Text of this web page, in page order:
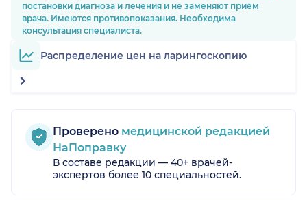
постановки диагноза и лечения и не заменяют приём
врача. Имеются противопоказания. Необходима
консультация специалиста.
Распределение цен на ларингоскопию
Проверено медицинской редакцией
НаПоправку
В составе редакции — 40+ врачей-
экспертов более 10 специальностей.